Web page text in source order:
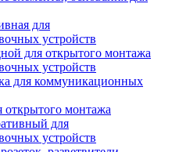
для
устройств
для открытого монтажа
устройств
для коммуникационных
открытого монтажа
для
устройств